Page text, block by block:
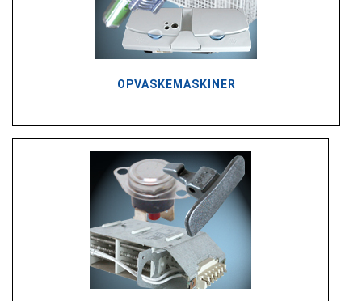
OPVASKEMASKINER